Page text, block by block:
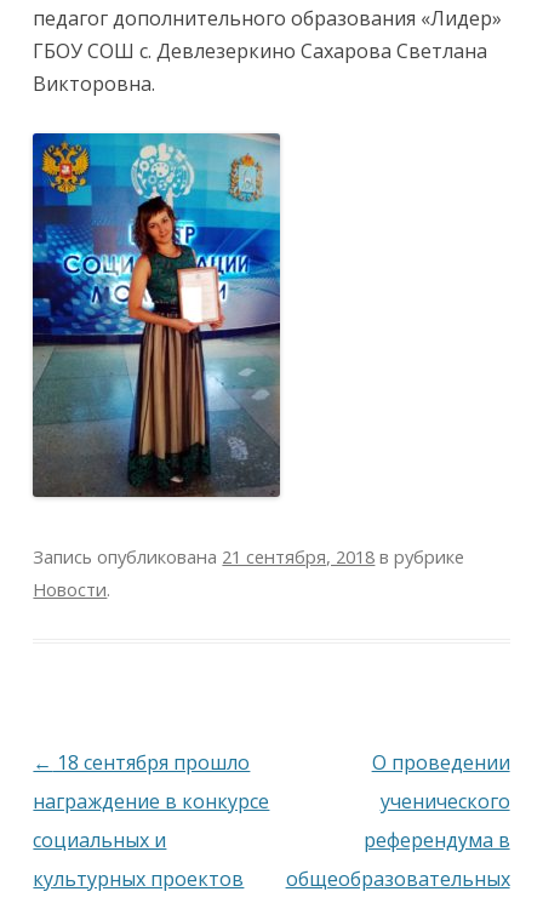
педагог дополнительного образования «Лидер»
ГБОУ СОШ с. Девлезеркино Сахарова Светлана
Викторовна.
Запись опубликована 21 сентября, 2018 в рубрике
Новости.
Навигация
по
записям
← 18 сентября прошло
награждение в конкурсе
социальных и
культурных проектов
О проведении
ученического
референдума в
общеобразовательных